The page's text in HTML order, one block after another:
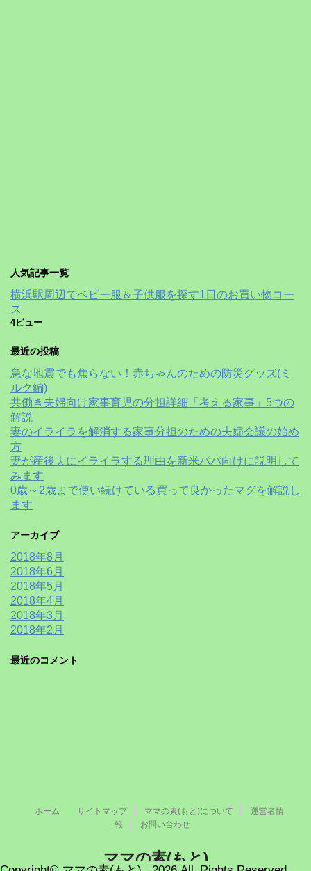
人気記事一覧
横浜駅周辺でベビー服＆子供服を探す1日のお買い物コー
ス
4ビュー
最近の投稿
急な地震でも焦らない！赤ちゃんのための防災グッズ(ミ
ルク編)
共働き夫婦向け家事育児の分担詳細「考える家事」5つの
解説
妻のイライラを解消する家事分担のための夫婦会議の始め
方
妻が産後夫にイライラする理由を新米パパ向けに説明して
みます
0歳～2歳まで使い続けている買って良かったマグを解説し
ます
アーカイブ
2018年8月
2018年6月
2018年5月
2018年4月
2018年3月
2018年2月
最近のコメント
ホーム サイトマップ ママの素(もと)について
運営者情
報
お問い合わせ
ママの素(もと)